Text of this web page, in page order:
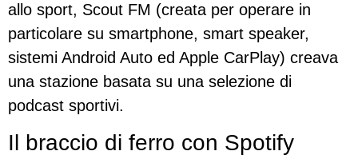
allo sport, Scout FM (creata per operare in
particolare su smartphone, smart speaker,
sistemi Android Auto ed Apple CarPlay) creava
una stazione basata su una selezione di
podcast sportivi.
Il braccio di ferro con Spotify